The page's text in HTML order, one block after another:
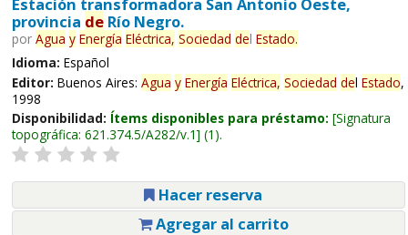
provincia deRío Negro.
por Agua y Energía Eléctrica, Sociedad del Estado.
Idioma: Español
Editor: Buenos Aires: Agua y Energía Eléctrica, Sociedad del Estado,
1998
Disponibilidad: Ítems disponibles para préstamo: Signatura
topográfica: 621.374.5/A282/v.1 (1).
Hacer reserva
Agregar al carrito